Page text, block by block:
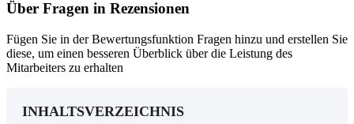
Über Fragen in Rezensionen
Fügen Sie in der Bewertungsfunktion Fragen hinzu und erstellen Sie
diese, um einen besseren Überblick über die Leistung des
Mitarbeiters zu erhalten
INHALTSVERZEICHNIS